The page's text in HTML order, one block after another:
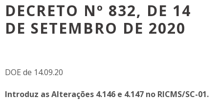
DECRETO Nº 832, DE 14
DE SETEMBRO DE 2020
DOE de 14.09.20
Introduz as Alterações 4.146 e 4.147 no RICMS/SC-01.